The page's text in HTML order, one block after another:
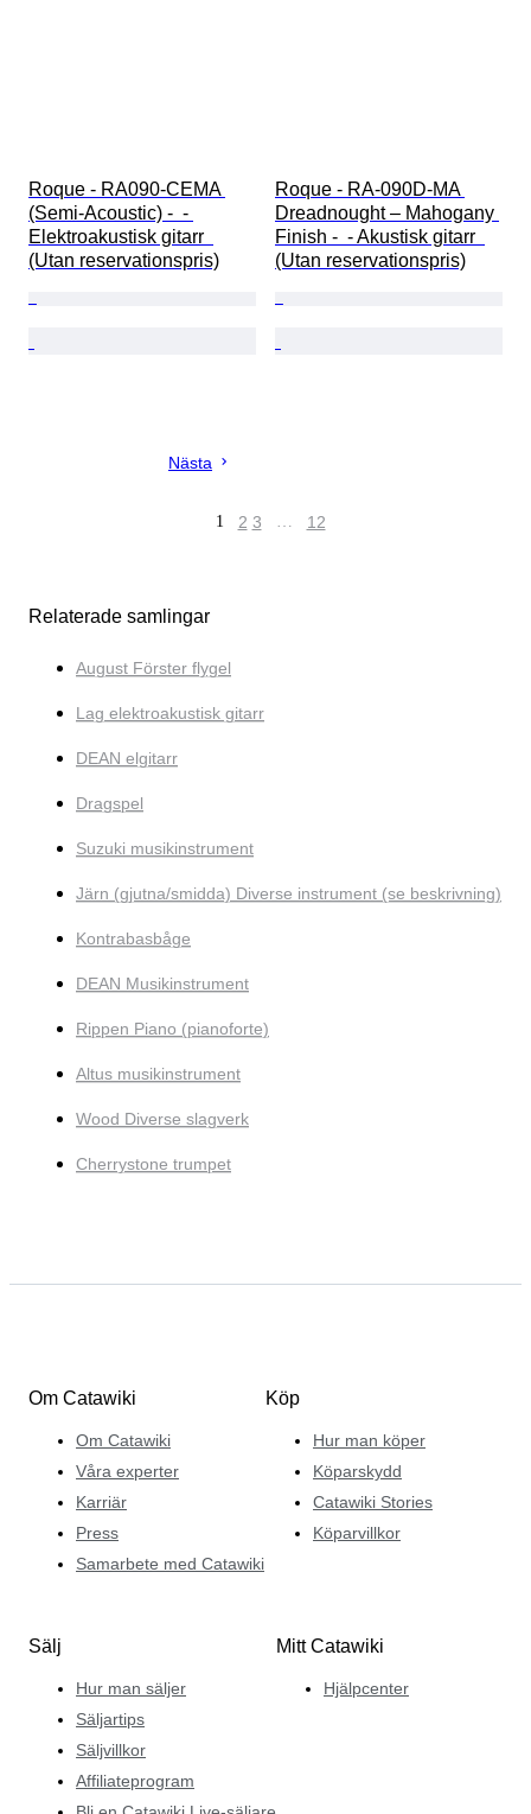
Roque - RA090-CEMA
(Semi-Acoustic) -  -
Elektroakustisk gitarr
(Utan reservationspris)
Roque - RA-090D-MA
Dreadnought – Mahogany
Finish -  - Akustisk gitarr
(Utan reservationspris)
Nästa
1 2 3 … 12
Relaterade samlingar
August Förster flygel
Lag elektroakustisk gitarr
DEAN elgitarr
Dragspel
Suzuki musikinstrument
Järn (gjutna/smidda) Diverse instrument (se beskrivning)
Kontrabasbåge
DEAN Musikinstrument
Rippen Piano (pianoforte)
Altus musikinstrument
Wood Diverse slagverk
Cherrystone trumpet
Om Catawiki
Om Catawiki
Våra experter
Karriär
Press
Samarbete med Catawiki
Köp
Hur man köper
Köparskydd
Catawiki Stories
Köparvillkor
Sälj
Hur man säljer
Säljartips
Säljvillkor
Affiliateprogram
Mitt Catawiki
Hjälpcenter